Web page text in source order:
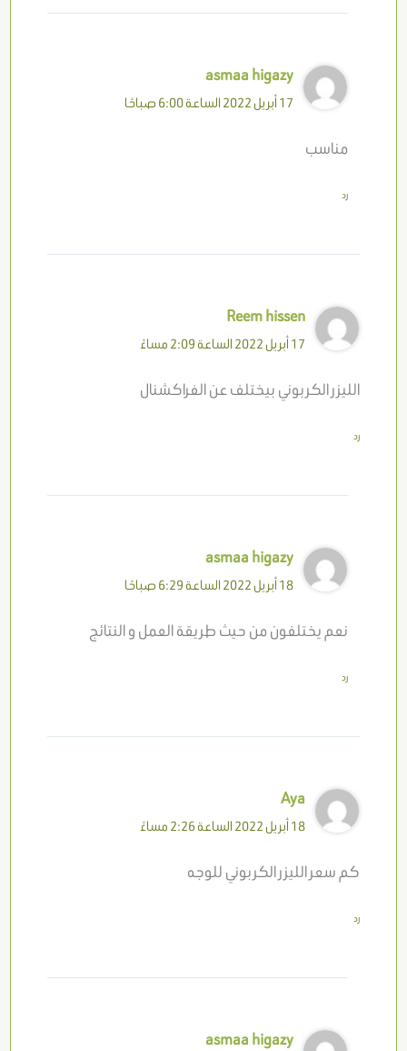
asmaa higazy
17 أبريل 2022 الساعة 6:00 صباحًا
مناسب
رد
Reem hissen
17 أبريل 2022 الساعة 2:09 مساءً
الليزر الكربوني بيختلف عن الفراكشنال
رد
asmaa higazy
18 أبريل 2022 الساعة 6:29 صباحًا
نعم يختلفون من حيث طريقة العمل و النتائج
رد
Aya
18 أبريل 2022 الساعة 2:26 مساءً
كم سعر الليزر الكربوني للوجه
رد
asmaa higazy